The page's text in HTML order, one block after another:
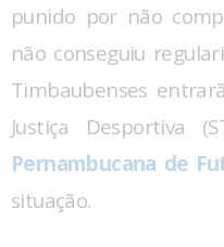
punido por não
não conseguiu
Timbaubenses
Justiça Desportiva
Pernambucana de
situação.